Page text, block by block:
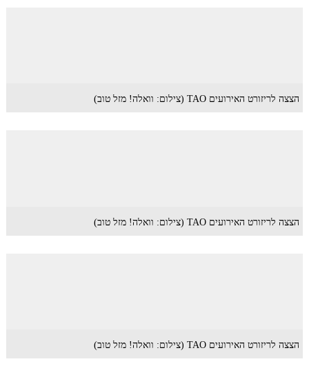
הצצה לריזורט האירועים TAO (צילום: וואלה! מזל טוב)
הצצה לריזורט האירועים TAO (צילום: וואלה! מזל טוב)
הצצה לריזורט האירועים TAO (צילום: וואלה! מזל טוב)